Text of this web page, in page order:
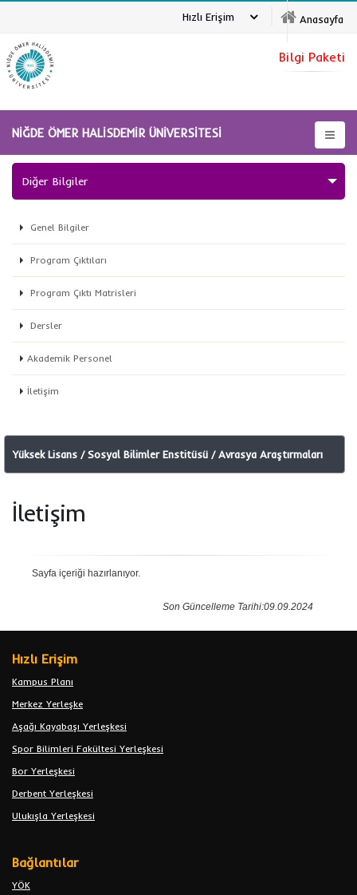
Anasayfa
Hızlı Erişim
NİĞDE ÖMER HALİSDEMİR ÜNİVERSİTESİ
Bilgi Paketi
Diğer Bilgiler
Genel Bilgiler
Program Çıktıları
Program Çıktı Matrisleri
Dersler
Akademik Personel
İletişim
Yüksek Lisans / Sosyal Bilimler Enstitüsü / Avrasya Araştırmaları
İletişim
Sayfa içeriği hazırlanıyor.
Son Güncelleme Tarihi:09.09.2024
Hızlı Erişim
Kampus Planı
Merkez Yerleşke
Aşağı Kayabaşı Yerleşkesi
Spor Bilimleri Fakültesi Yerleşkesi
Bor Yerleşkesi
Derbent Yerleşkesi
Ulukışla Yerleşkesi
Bağlantılar
YÖK